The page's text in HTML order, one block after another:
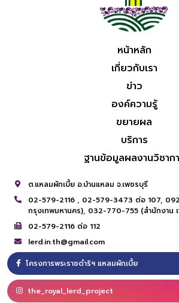
หน้าหลัก
เกี่ยวกับเรา
ข่าว
องค์ความรู้
ขยายผล
บริการ
ฐานข้อมูลผลงานวิชาก
ต.แหลมผักเบี้ย อ.บ้านแหลม จ.เพชรบุรี
02-579-2116 , 02-579-3473 ต่อ 107,
กรุงเทพมหานคร), 032-770-755 (สำนักงาน
02-579-2116 ต่อ 112
lerd.in.th@gmail.com
โครงการพระราชดำริฯ แหลมผักเบี้ย
the_royal_lerd_project